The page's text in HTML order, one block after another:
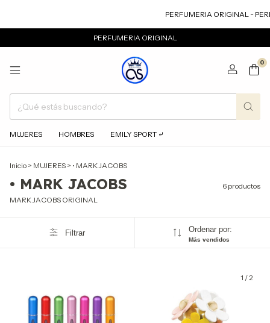
PERFUMERIA ORIGINAL -
PERFUMERIA ORIGINAL
0
MUJERES HOMBRES EMILY SPORT ⤶
Inicio > MUJERES > • MARK JACOBS
• MARK JACOBS
6 productos
MARK JACOBS ORIGINAL
Filtrar Ordenar por:
Más vendidos
1 /2